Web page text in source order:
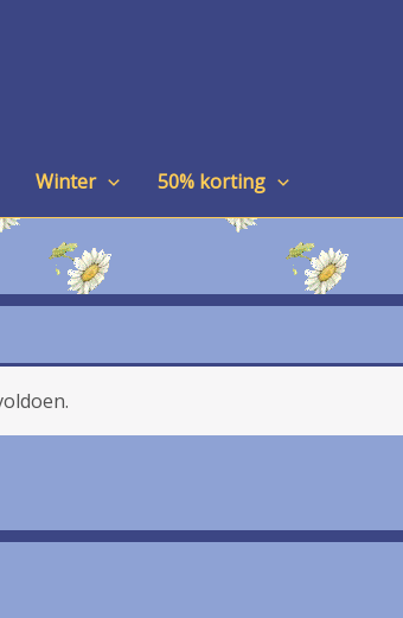
Winter 50% korting